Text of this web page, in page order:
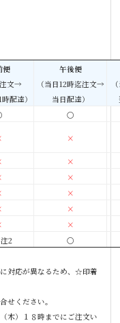
便
注文→
配達）
午後便
（当日12時迄注文→
当日配達）
〇
×
×
×
×
×
×
2 〇
対応が異なるため、☆印着
せください。
木）１８時までにご注文い